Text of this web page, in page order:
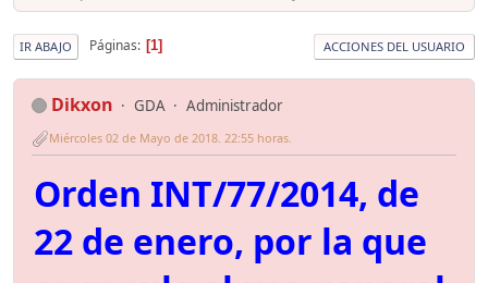
IR ABAJO Páginas 1 ACCIONES DEL USUARIO
Dikxon GDA Administrador
Miércoles 02 de Mayo de 2018. 22:55 horas.
Orden INT/77/2014, de
22 de enero, por la que